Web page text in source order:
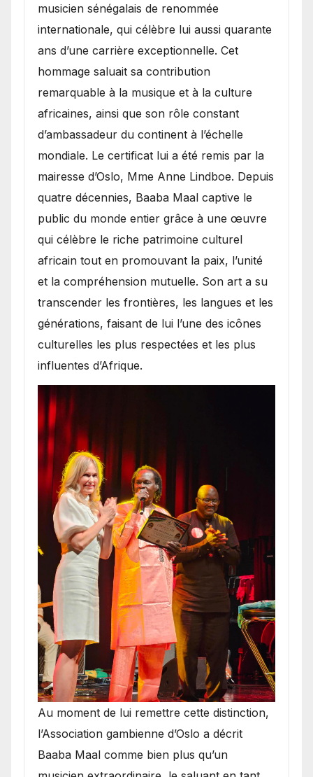
musicien sénégalais de renommée
internationale, qui célèbre lui aussi quarante
ans d’une carrière exceptionnelle. Cet
hommage saluait sa contribution
remarquable à la musique et à la culture
africaines, ainsi que son rôle constant
d’ambassadeur du continent à l’échelle
mondiale. Le certificat lui a été remis par la
mairesse d’Oslo, Mme Anne Lindboe. Depuis
quatre décennies, Baaba Maal captive le
public du monde entier grâce à une œuvre
qui célèbre le riche patrimoine culturel
africain tout en promouvant la paix, l’unité
et la compréhension mutuelle. Son art a su
transcender les frontières, les langues et les
générations, faisant de lui l’une des icônes
culturelles les plus respectées et les plus
influentes d’Afrique.
​Au moment de lui remettre cette distinction,
l’Association gambienne d’Oslo a décrit
Baaba Maal comme bien plus qu’un